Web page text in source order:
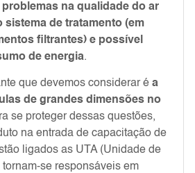
problemas na qualidade do ar
sistema de tratamento (em
filtrantes) e possível
de energia.
que devemos considerar é a
de grandes dimensões no
se proteger dessas questões,
na entrada de capacitação de
ligados as UTA (Unidade de
tornam-se responsáveis em